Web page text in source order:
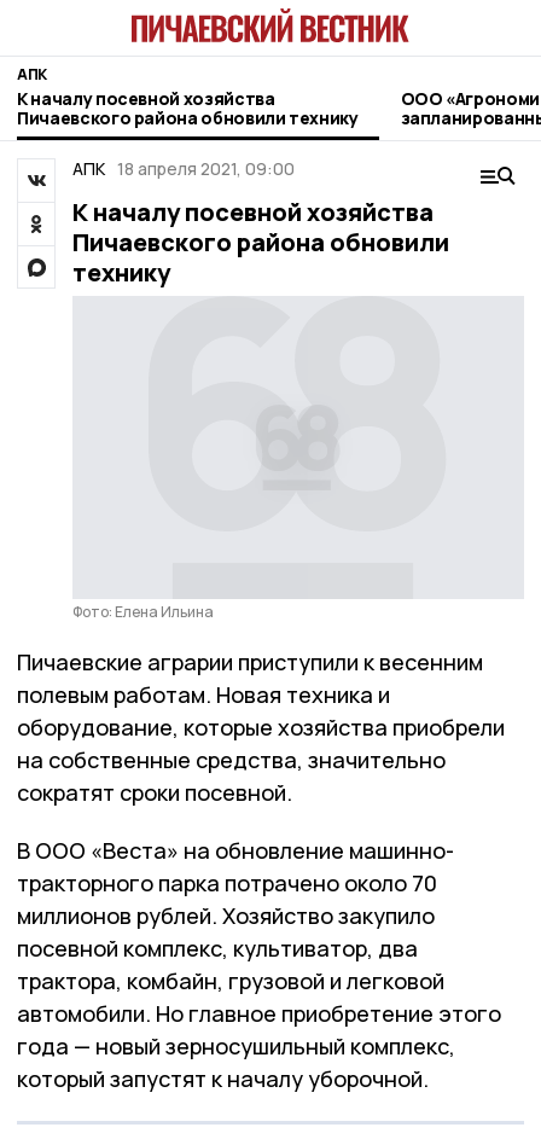
АПК
К началу посевной хозяйства
Пичаевского района обновили технику
ООО «Агрономика»
применению
АПК 18 апреля 2021, 09:00
К началу посевной хозяйства
Пичаевского района обновили
технику
Фото: Елена Ильина
Пичаевские аграрии приступили к весенним
полевым работам. Новая техника и
оборудование, которые хозяйства приобрели
на собственные средства, значительно
сократят сроки посевной.
В ООО «Веста» на обновление машинно-
тракторного парка потрачено около 70
миллионов рублей. Хозяйство закупило
посевной комплекс, культиватор, два
трактора, комбайн, грузовой и легковой
автомобили. Но главное приобретение этого
года — новый зерносушильный комплекс,
который запустят к началу уборочной.